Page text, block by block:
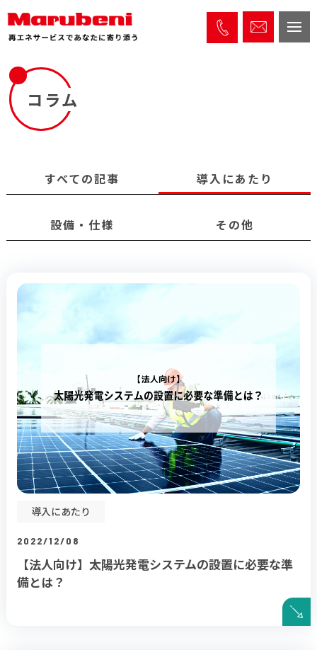
コラム
すべての記事 導入にあたり
設備・仕様 その他
導入にあたり
2022/12/08
【法人向け】太陽光発電システムの設置に必要な準
備とは？